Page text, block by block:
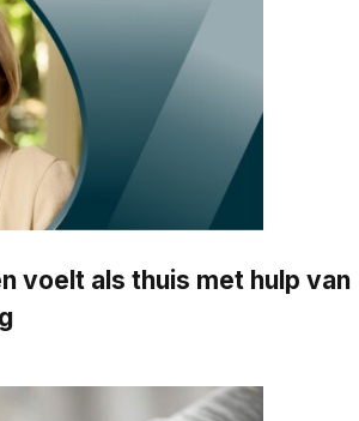
voelt als thuis met hulp van